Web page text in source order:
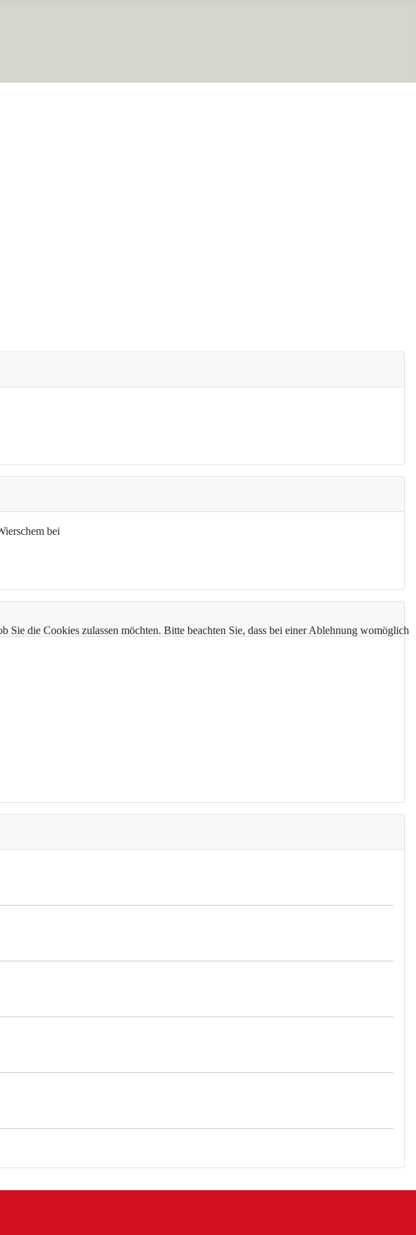
bei
Sie die Cookies zulassen möchten. Bitte beachten Sie, dass bei einer Ablehnung womöglich